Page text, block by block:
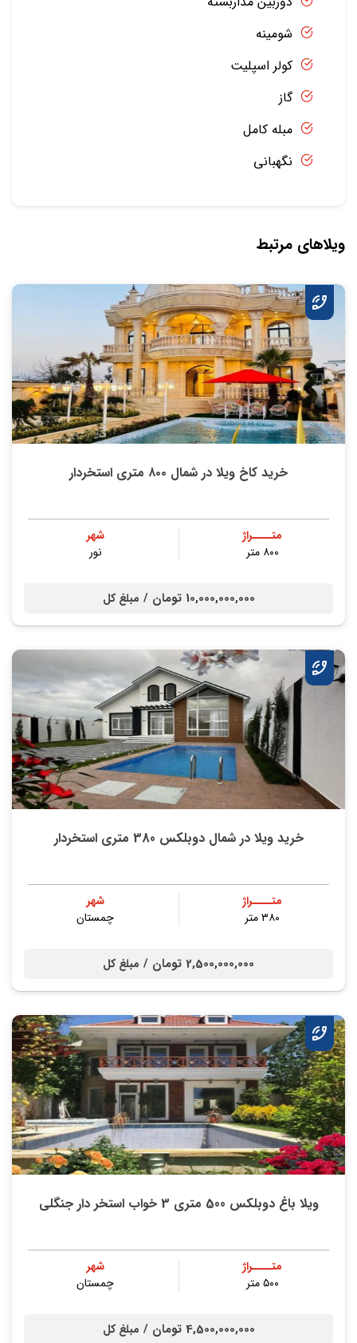
شومینه
کولر اسپلیت
گاز
مبله کامل
نگهبانی
ویلاهای مرتبط
خرید کاخ ویلا در شمال ۸۰۰ متری استخردار
متــــراژ
۸۰۰ متر
شهر
نور
10,000,000,000 تومان / مبلغ کل
خرید ویلا در شمال دوبلکس 380 متری استخردار
متــــراژ
۳۸۰ متر
شهر
چمستان
2,500,000,000 تومان / مبلغ کل
ویلا باغ دوبلکس 500 متری 3 خواب استخر دار جنگلی
متــــراژ
۵۰۰ متر
شهر
چمستان
4,500,000,000 تومان / مبلغ کل